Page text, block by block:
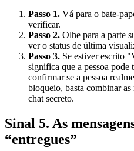
Passo 1. Vá para o bate-
verificar.
Passo 2. Olhe para a parte
ver o status de última
Passo 3. Se estiver escrito
significa que a pessoa pode
confirmar se a pessoa
bloqueio, basta combinar
chat secreto.
Sinal 5. As
“entregues”